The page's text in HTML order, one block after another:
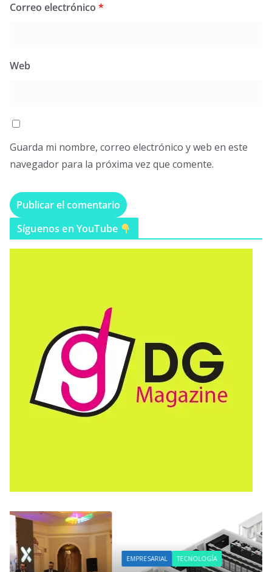
Correo electrónico *
Web
Guarda mi nombre, correo electrónico y web en este
navegador para la próxima vez que comente.
Síguenos en YouTube
EMPRESARIAL TECNOLOGÍA